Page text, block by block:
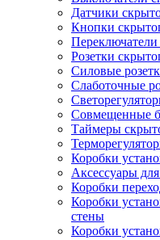
Датчики
Кнопки
Розетки
Силовые
Слаботочные
Совмещенные
Таймеры
Коробки
Аксессуары
Коробки
Коробки
стены
Коробки